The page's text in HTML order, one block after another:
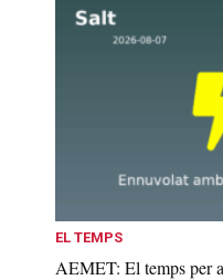
EL TEMPS
AEMET: El temps per